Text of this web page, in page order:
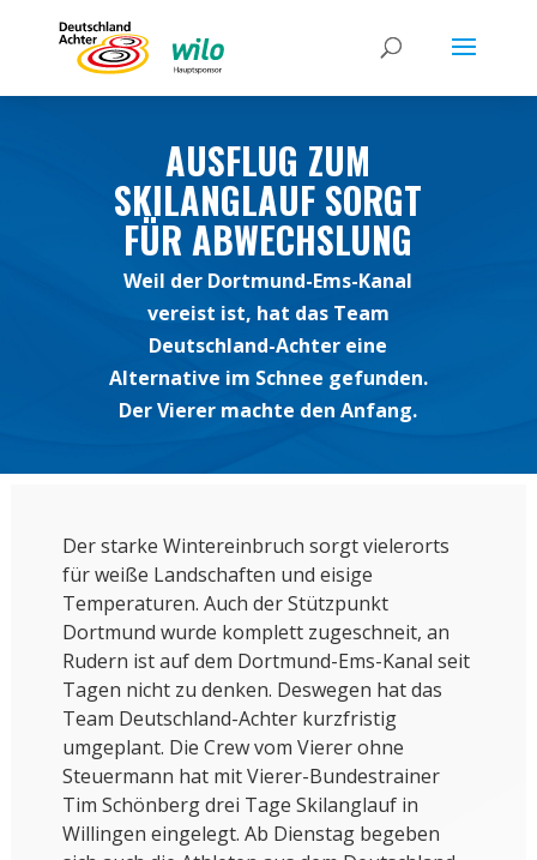
AUSFLUG ZUM
SKILANGLAUF SORGT
FÜR ABWECHSLUNG
Weil der Dortmund-Ems-Kanal
vereist ist, hat das Team
Deutschland-Achter eine
Alternative im Schnee gefunden.
Der Vierer machte den Anfang.
Der starke Wintereinbruch sorgt vielerorts
für weiße Landschaften und eisige
Temperaturen. Auch der Stützpunkt
Dortmund wurde komplett zugeschneit, an
Rudern ist auf dem Dortmund-Ems-Kanal seit
Tagen nicht zu denken. Deswegen hat das
Team Deutschland-Achter kurzfristig
umgeplant. Die Crew vom Vierer ohne
Steuermann hat mit Vierer-Bundestrainer
Tim Schönberg drei Tage Skilanglauf in
Willingen eingelegt. Ab Dienstag begeben